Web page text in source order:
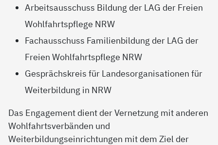
Arbeitsausschuss Bildung der LAG der Freien
Wohlfahrtspflege NRW
Fachausschuss Familienbildung der LAG der
Freien Wohlfahrtspflege NRW
Gesprächskreis für Landesorganisationen für
Weiterbildung in NRW
Das Engagement dient der Vernetzung mit anderen
Wohlfahrtsverbänden und
Weiterbildungseinrichtungen mit dem Ziel der